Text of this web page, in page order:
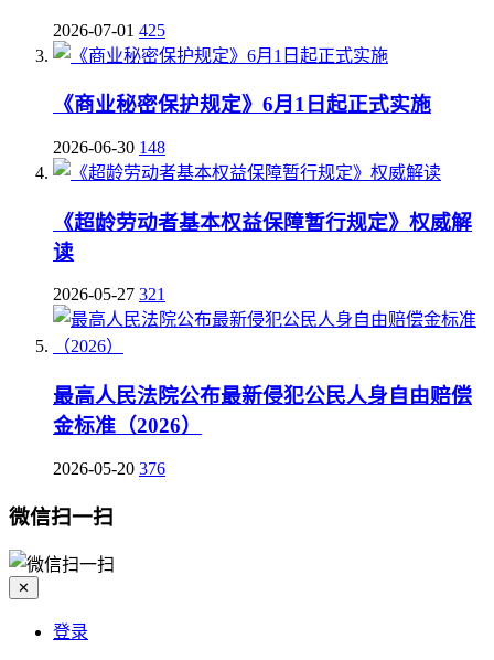
2026-07-01 425
《商业秘密保护规定》6月1日起正式实施
2026-06-30 148
《超龄劳动者基本权益保障暂行规定》权威解
读
2026-05-27 321
最高人民法院公布最新侵犯公民人身自由赔偿
金标准（2026）
2026-05-20 376
微信扫一扫
✕
登录